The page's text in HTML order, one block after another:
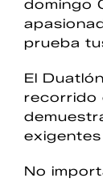
domingo
prueba
El
recorrido
No